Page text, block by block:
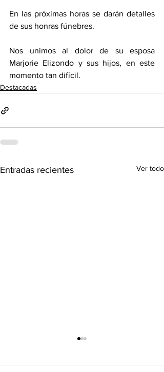
En las próximas horas se darán detalles
de sus honras fúnebres.
Nos unimos al dolor de su esposa
Marjorie Elizondo y sus hijos, en este
momento tan difícil.
Destacadas
Entradas recientes Ver todo